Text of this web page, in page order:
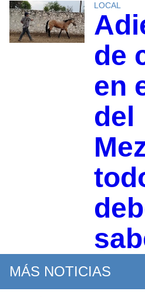
LOCAL
de
en
del
MÁS NOTICIAS